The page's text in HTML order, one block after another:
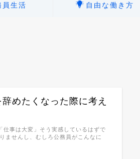
員生活 自由な働き方
めたくなった際に考え
仕事は大変」そう実感しているはずで
ませんし、むしろ公務員がこんなに